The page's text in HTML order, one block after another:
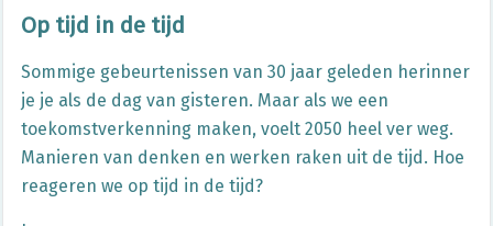
Op tijd in de tijd
Sommige gebeurtenissen van 30 jaar geleden herinner
je je als de dag van gisteren. Maar als we een
toekomstverkenning maken, voelt 2050 heel ver weg.
Manieren van denken en werken raken uit de tijd. Hoe
reageren we op tijd in de tijd?